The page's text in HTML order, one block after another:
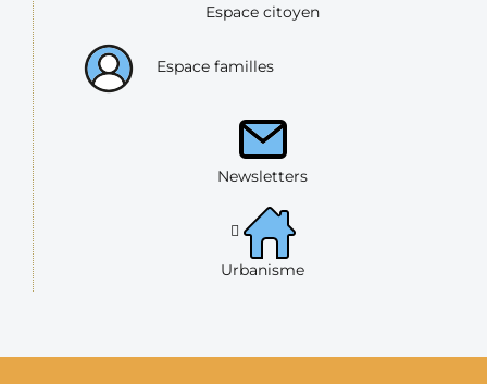
Espace citoyen
Espace familles
Newsletters
Urbanisme